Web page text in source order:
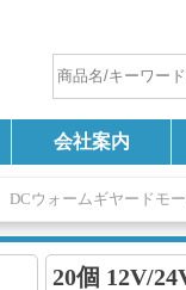
会社案内
DCウォームギヤードモ
20個 12V/